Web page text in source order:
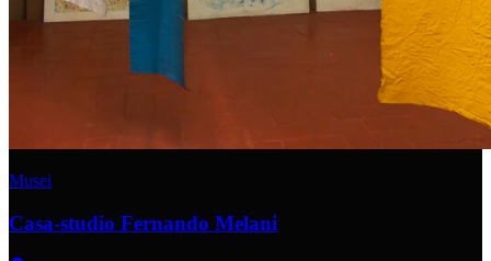
Musei
Casa-studio Fernando Melani